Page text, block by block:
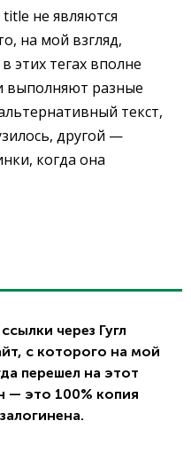
не являются
на мой взгляд,
этих тегах вполне
выполняют разные
текст,
другой —
когда она
через Гугл
с которого на мой
перешел на этот
— это 100% копия